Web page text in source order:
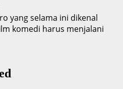
yang selama ini dikenal
komedi harus menjalani